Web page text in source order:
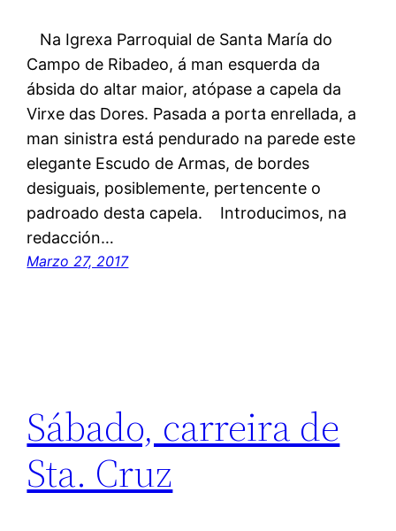
Na Igrexa Parroquial de Santa María do
Campo de Ribadeo, á man esquerda da
ábsida do altar maior, atópase a capela da
Virxe das Dores. Pasada a porta enrellada, a
man sinistra está pendurado na parede este
elegante Escudo de Armas, de bordes
desiguais, posiblemente, pertencente o
padroado desta capela. Introducimos, na
redacción…
Marzo 27, 2017
Sábado, carreira de
Sta. Cruz